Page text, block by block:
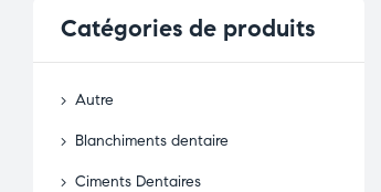
Catégories de produits
Autre
Blanchiments dentaire
Ciments Dentaires